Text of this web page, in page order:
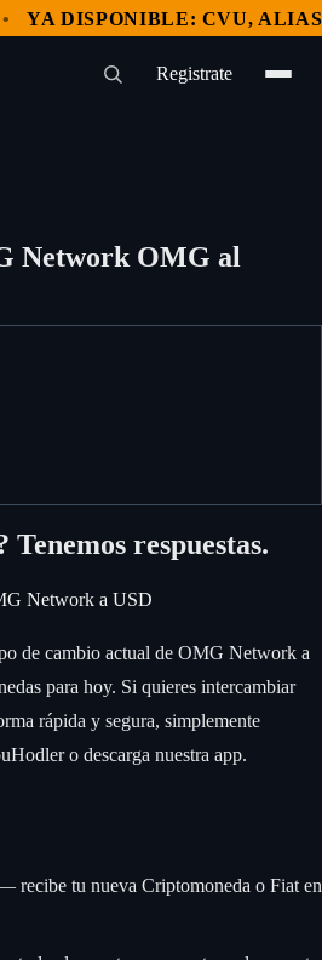
CVU, ALIAS Y
Registrate
Network OMG al
Tenemos respuestas.
Network a USD
de cambio actual de OMG Network a
para hoy. Si quieres intercambiar
rápida y segura, simplemente
o descarga nuestra app.
recibe tu nueva Criptomoneda o Fiat en